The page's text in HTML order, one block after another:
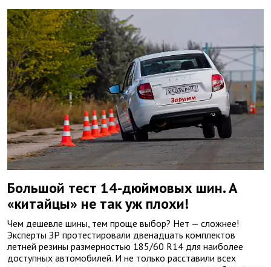
Большой тест 14-дюймовых шин. А
«китайцы» не так уж плохи!
Чем дешевле шины, тем проще выбор? Нет — сложнее!
Эксперты ЗР протестировали двенадцать комплектов
летней резины размерностью 185/60 R14 для наиболее
доступных автомобилей. И не только расставили всех